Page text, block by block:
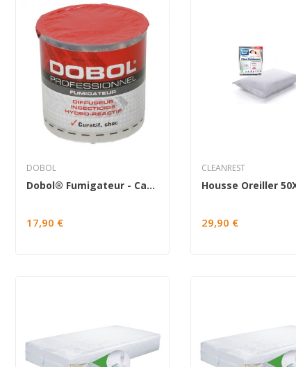
DOBOL
Dobol® Fumigateur - Capsule 10g
17,90 €
CLEANREST
29,90 €
Merci d'avance pour votre compréhension.